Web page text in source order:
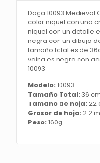
guarda
color
niquel
detalle
dorado
Daga 10093 Medieval
color niquel con una
niquel con un detalle
negra con un dibujo
tamaño total es de
vaina es negra con
10093
Modelo: 10093
Tamaño Total: 36 cm
Tamaño de hoja: 22
Grosor de hoja: 2.2
Peso:160g